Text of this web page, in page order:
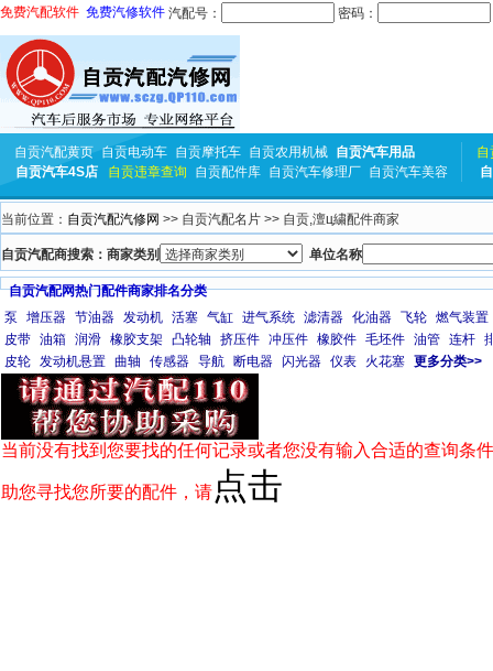
免费汽配软件 免费汽修软件 汽配号： 密码：
自贡汽配黄页 自贡电动车 自贡摩托车 自贡农用机械 自贡汽车用品
自贡汽车4S店
自贡违章查询 自贡配件库 自贡汽车修理厂 自贡汽车美容
自
当前位置： 自贡汽配汽修网 >> 自贡汽配名片 >> 自贡,澶ц繍配件商家
自贡汽配商搜索：商家类别 单位名称
自贡汽配网热门配件商家排名分类
泵
增压器 节油器 发动机 活塞 气缸 进气系统 滤清器 化油器 飞轮 燃气装置
皮带 油箱 润滑 橡胶支架 凸轮轴 挤压件 冲压件 橡胶件 毛坯件 油管 连杆
皮轮 发动机悬置 曲轴 传感器 导航 断电器 闪光器 仪表 火花塞 更多分类>>
当前没有找到您要找的任何记录或者您没有输入合适的查询条
助您寻找您所要的配件，请 点击